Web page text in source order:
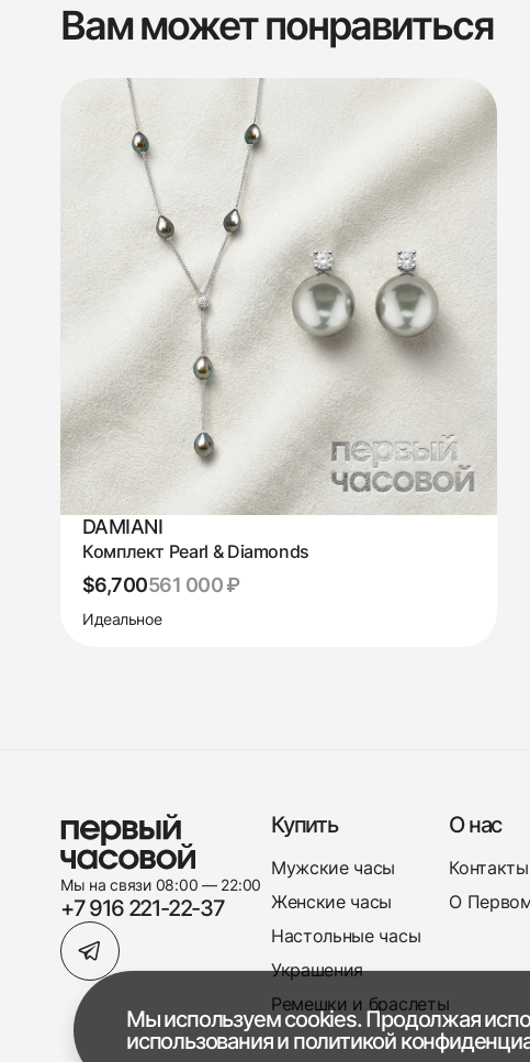
Вам может понравиться
DAMIANI
Комплект Pearl & Diamonds
$6,700561 000 ₽
Идеальное
Мы на связи 08:00 — 22:00
+7 916 221-22-37
Купить
Мужские часы
Женские часы
Настольные часы
Украшения
Ремешки и браслеты
О нас
Контакты
О
Мы используем cookies. Продолжая
использованияи политикой